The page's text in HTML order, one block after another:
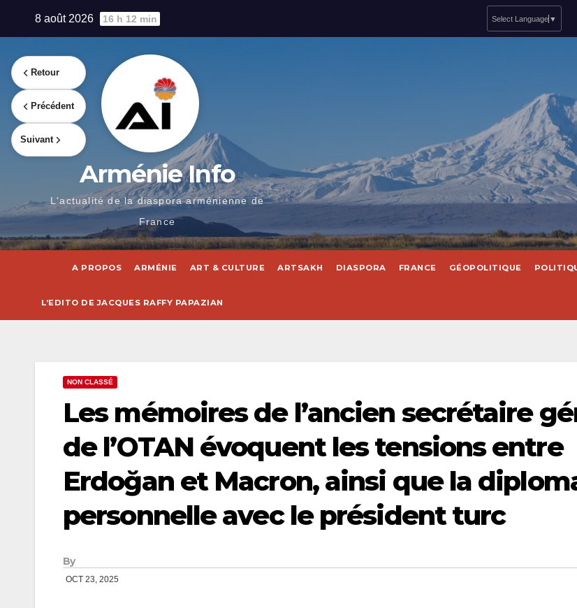
8 août 2026 16 h 12 min Select Language ▼
Arménie Info
L'actualité de la diaspora arménienne de
France
A PROPOS ARMÉNIE ART & CULTURE ARTSAKH DIASPORA FRANCE GÉOPOLITIQUE
L’EDITO DE JACQUES RAFFY PAPAZIAN
NON CLASSÉ
Les mémoires de l’ancien secrétaire
de l’OTAN évoquent les tensions entre
Erdoğan et Macron, ainsi que la
personnelle avec le président turc
By
OCT 23, 2025
Retour
Précédent
Suivant